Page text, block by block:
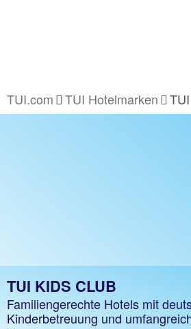
TUI.com TUI Hotelmarken
TUI KIDS CLUB
Familiengerechte Hotels mit
Kinderbetreuung und